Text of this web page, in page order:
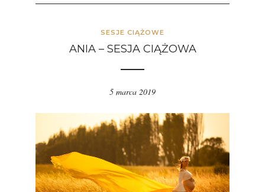
SESJE CIĄŻOWE
ANIA – SESJA CIĄŻOWA
5 marca 2019